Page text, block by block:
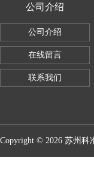
公司介绍
公司介绍
在线留言
联系我们
Copyright © 2026 苏州科